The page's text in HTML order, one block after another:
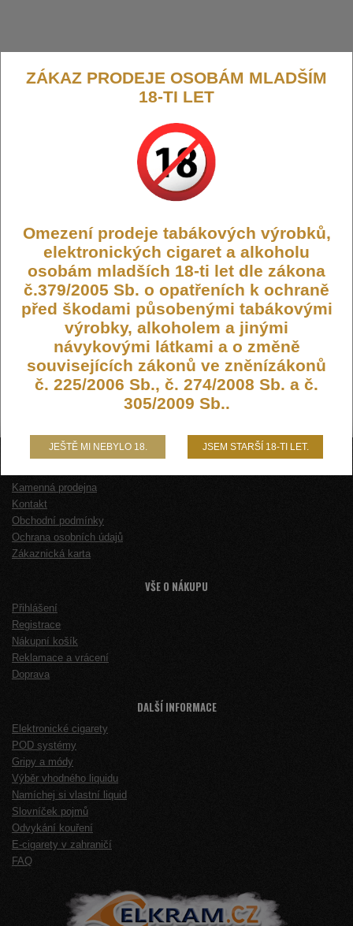
Kamenná prodejna
Kontakt
Obchodní podmínky
Ochrana osobních údajů
Zákaznická karta
VŠE O NÁKUPU
Přihlášení
Registrace
Nákupní košík
Reklamace a vrácení
Doprava
DALŠÍ INFORMACE
Elektronické cigarety
POD systémy
Gripy a módy
Výběr vhodného liquidu
Namíchej si vlastní liquid
Slovníček pojmů
Odvykání kouření
E-cigarety v zahraničí
FAQ
ZÁKAZ PRODEJE OSOBÁM MLADŠÍM
18-TI LET
Omezení prodeje tabákových výrobků,
elektronických cigaret a alkoholu
osobám mladších 18-ti let dle zákona
č.379/2005 Sb. o opatřeních k ochraně
před škodami působenými tabákovými
výrobky, alkoholem a jinými
návykovými látkami a o změně
souvisejících zákonů ve zněnízákonů
č. 225/2006 Sb., č. 274/2008 Sb. a č.
305/2009 Sb..
JEŠTĚ MI NEBYLO 18. JSEM STARŠÍ 18-TI LET.